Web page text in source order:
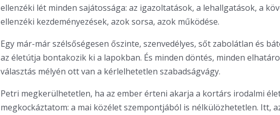
ellenzéki lét minden sajátossága: az igazoltatások, a lehallgatások, a
ellenzéki kezdeményezések, azok sorsa, azok működése.
Egy már-már szélsőségesen őszinte, szenvedélyes, sőt zabolátlan és
az életútja bontakozik ki a lapokban. És minden döntés, minden
választás mélyén ott van a kérlelhetetlen szabadságvágy.
Petri megkerülhetetlen, ha az ember érteni akarja a kortárs irodalmi
megkockáztatom: a mai közélet szempontjából is nélkülözhetetlen. Itt,